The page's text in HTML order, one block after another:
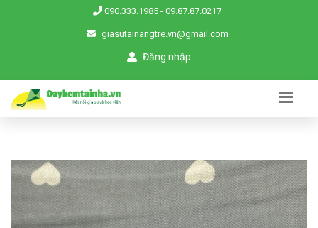
090.333.1985 - 09.87.87.0217
giasutainangtre.vn@gmail.com
Đăng nhập